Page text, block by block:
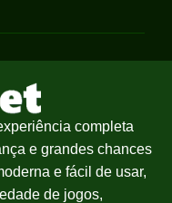
completa
e grandes chances
e fácil de usar,
de jogos,